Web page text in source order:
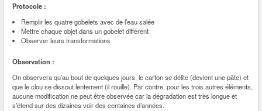
Protocole :
Remplir les quatre gobelets avec de l’eau salée
Mettre chaque objet dans un gobelet différent
Observer leurs transformations
Observation :
On observera qu’au bout de quelques jours, le carton se délite (devient une pâte) et
que le clou se dissout lentement (il rouille). Par contre, pour les trois autres éléments,
aucune modification ne peut être observée car la dégradation est très longue et
s’étend sur des dizaines voir des centaines d’années.